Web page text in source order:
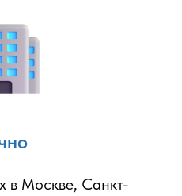
в Москве, Санкт-